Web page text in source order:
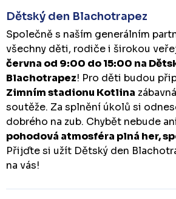
Dětský den Blachotrapez
Společně s naším generálním
všechny děti, rodiče i širokou
června od 9:00 do 15:00 na
Blachotrapez! Pro děti budou
Zimním stadionu Kotlina
soutěže. Za splnění úkolů si
dobrého na zub. Chybět nebude ani
pohodová atmosféra plná her,
Přijďte si užít Dětský den
na vás!